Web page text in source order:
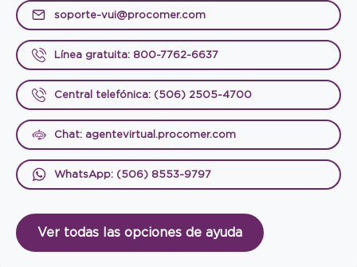
soporte-vui@procomer.com
Línea gratuita: 800-7762-6637
Central telefónica: (506) 2505-4700
Chat: agentevirtual.procomer.com
WhatsApp: (506) 8553-9797
Ver todas las opciones de ayuda